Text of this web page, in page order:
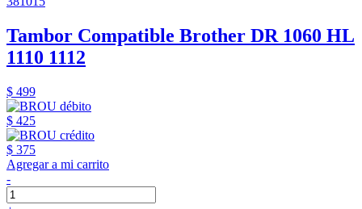
Tambor Compatible Brother DR 1060 HL
1110 1112
$ 499
$ 425
$ 375
Agregar a mi carrito
-